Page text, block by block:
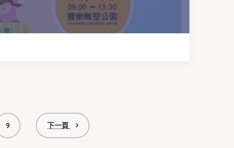
9 下一頁